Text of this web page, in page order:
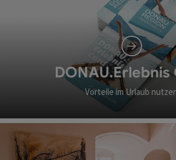
DONAU.Erlebnis
Vorteile im Urlaub